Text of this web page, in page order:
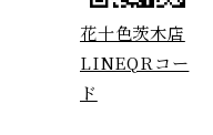
花十色茨木店
LINEQRコー
ド